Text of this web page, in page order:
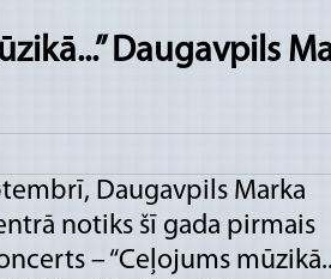
Daugavpils
Daugavpils Marka
notiks šī gada pirmais
– “Ceļojums